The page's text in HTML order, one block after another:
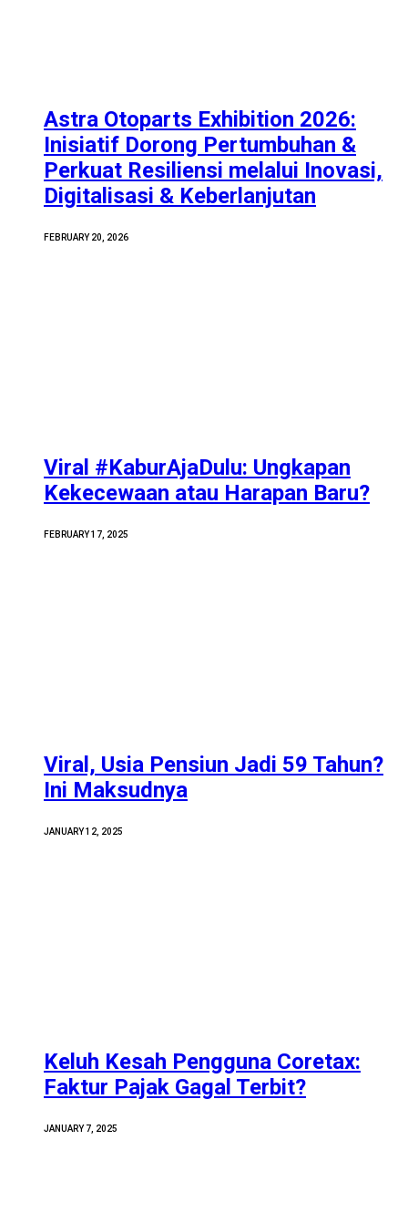
Astra Otoparts Exhibition 2026:
Inisiatif Dorong Pertumbuhan &
Perkuat Resiliensi melalui Inovasi,
Digitalisasi & Keberlanjutan
FEBRUARY 20, 2026
Viral #KaburAjaDulu: Ungkapan
Kekecewaan atau Harapan Baru?
FEBRUARY 17, 2025
Viral, Usia Pensiun Jadi 59 Tahun?
Ini Maksudnya
JANUARY 12, 2025
Keluh Kesah Pengguna Coretax:
Faktur Pajak Gagal Terbit?
JANUARY 7, 2025